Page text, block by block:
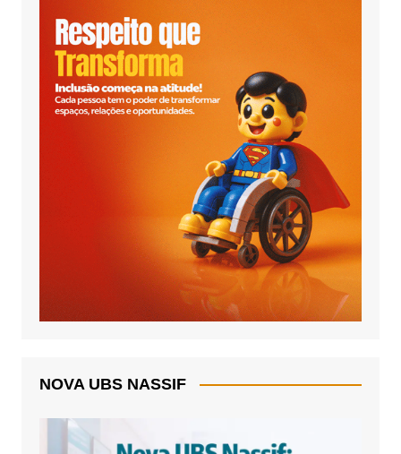
NOVA UBS NASSIF